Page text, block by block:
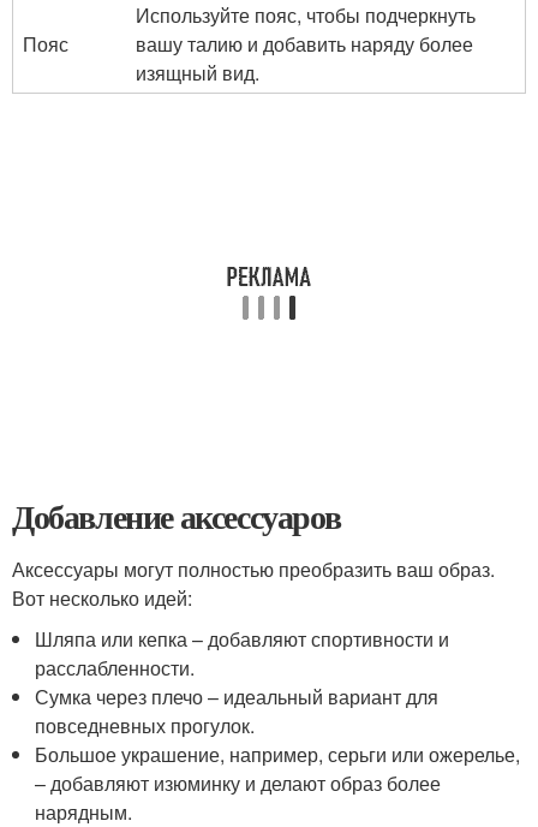
Пояс
Используйте пояс, чтобы подчеркнуть
вашу талию и добавить наряду более
изящный вид.
Добавление аксессуаров
Аксессуары могут полностью преобразить ваш образ.
Вот несколько идей:
Шляпа или кепка – добавляют спортивности и
расслабленности.
Сумка через плечо – идеальный вариант для
повседневных прогулок.
Большое украшение, например, серьги или ожерелье,
– добавляют изюминку и делают образ более
нарядным.